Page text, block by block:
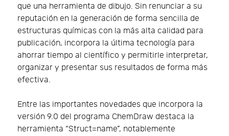
que una herramienta de dibujo. Sin renunciar a su
reputación en la generación de forma sencilla de
estructuras químicas con la más alta calidad para
publicación, incorpora la última tecnología para
ahorrar tiempo al científico y permitirle interpretar,
organizar y presentar sus resultados de forma más
efectiva.
Entre las importantes novedades que incorpora la
versión 9.0 del programa ChemDraw destaca la
herramienta “Struct=name”, notablemente